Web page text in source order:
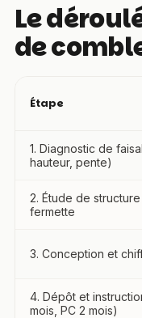
Le
de
Étape
1. Diagnostic de
hauteur, pente)
2. Étude de
fermette
3. Conception et
4. Dépôt et
mois, PC 2 mois)